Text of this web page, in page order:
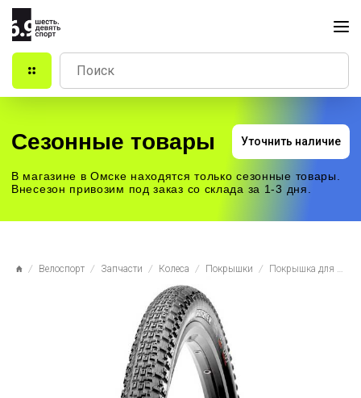
Сезонные товары
В магазине в Омске находятся только сезонные товары.
Внесезон привозим под заказ со склада за 1-3 дня.
Велоспорт Запчасти Колеса Покрышки Покрышка для велосипеда 700x50C TPI 60 Maxxis Rambler кевлар SilkShield/TR Single